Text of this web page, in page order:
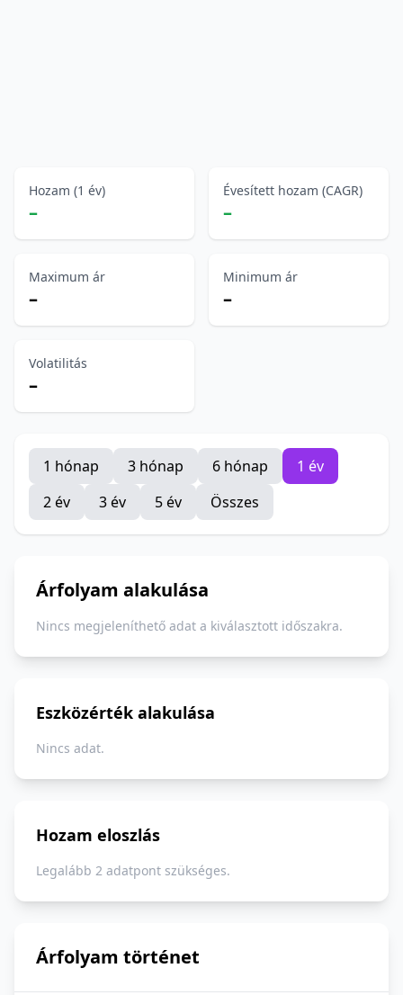
Hozam (1 év)
–
Évesített hozam (CAGR)
–
Maximum ár
–
Minimum ár
–
Volatilitás
–
1 hónap 3 hónap 6 hónap
1 év
2 év
3 év 5 év Összes
Árfolyam alakulása
Nincs megjeleníthető adat a kiválasztott időszakra.
Eszközérték alakulása
Nincs adat.
Hozam eloszlás
Legalább 2 adatpont szükséges.
Árfolyam történet